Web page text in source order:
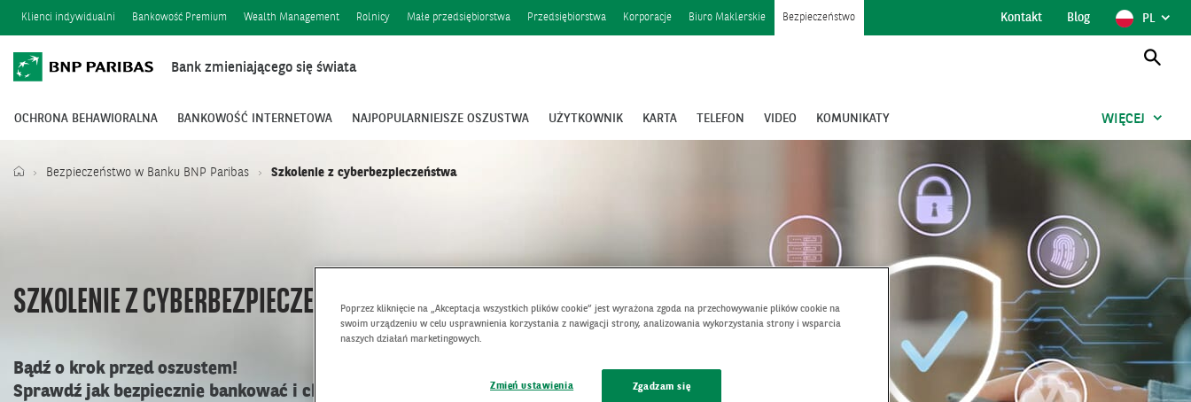
Klienci indywidualni Bankowość Premium Wealth Management Rolnicy Małe przedsiębiorstwa Przedsiębiorstwa Korporacje Biuro Maklerskie Bezpieczeństwo Kontakt Blog
POKAŻ
PL POLSKI
Bank zmieniającego się świata
OCHRONA BEHAWIORALNA BANKOWOŚĆ INTERNETOWA NAJPOPULARNIEJSZE OSZUSTWA UŻYTKOWNIK KARTA TELEFON VIDEO KOMUNIKATY WIĘCEJ
Bezpieczeństwo w Banku BNP Paribas Szkolenie z cyberbezpieczeństwa
SZKOLENIE Z CYBERBEZPIECZEŃSTWA
Bądź o krok przed oszustem!
Sprawdź jak bezpiecznie bankować i chroń swoje środki oraz dane w sieci.
Poprzez kliknięcie na „Akceptacja wszystkich plików cookie” jest wyrażona zgoda na przechowywanie plików cookie na
swoim urządzeniu w celu usprawnienia korzystania z nawigacji strony, analizowania wykorzystania strony i wsparcia
naszych działań marketingowych.
Zmień ustawienia Zgadzam się